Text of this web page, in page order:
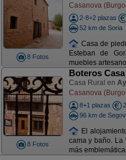
8 Fotos
Casanova
2-8+2 plazas
52 km de Soria
Casa de
Esteban de
muebles
8 Fotos
Boteros
Casa Rural en
Casanova
8+1 plazas
96 km de
El
cama y baño.
más